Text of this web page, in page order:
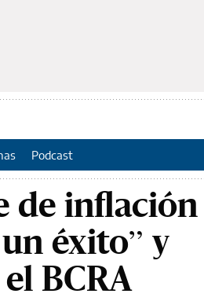
Podcast
de inflación
éxito” y
BCRA